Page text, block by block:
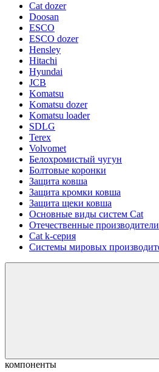
Cat dozer
Doosan
ESCO
ESCO dozer
Hensley
Hitachi
Hyundai
JCB
Komatsu
Komatsu dozer
Komatsu loader
SDLG
Terex
Volvomet
Белохромистый чугун
Болтовые коронки
Защита ковша
Защита кромки ковша
Защита щеки ковша
Основные виды систем Cat
Отечественные производители
Сat k-серия
Системы мировых
компоненты